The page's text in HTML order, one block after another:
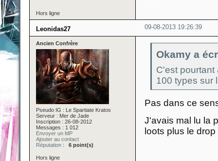
Hors ligne
09-08-2013 19:26:39
Leonidas27
Ancien Confrère
Pseudo IG : Le Spartiate Kratos
Serveur : Mer de Jade
Inscription : 26-08-2012
Messages : 1 012
Envoyer un MP
Ajouter au contact
Réputation : 6 point(s)
Okamy a
C'est
100 types sur
Pas dans ce
J'avais mal lu la
loots plus le
Hors ligne